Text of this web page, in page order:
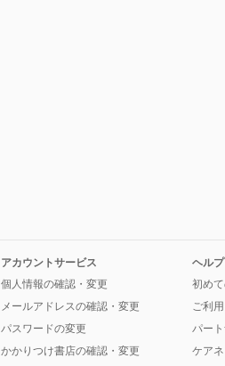
アカウントサービス
個人情報の確認・変更
メールアドレスの確認・変更
パスワードの変更
かかりつけ書店の確認・変更
ヘル
初め
ご利
パー
ケア